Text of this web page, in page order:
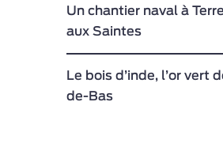
Un chantier naval à
aux Saintes
Le bois d’inde, l’or vert
de-Bas